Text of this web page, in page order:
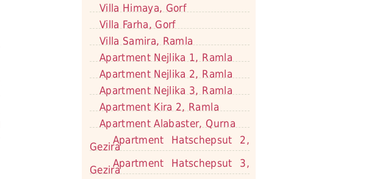
Villa Himaya, Gorf
Villa Farha, Gorf
Villa Samira, Ramla
Apartment Nejlika 1, Ramla
Apartment Nejlika 2, Ramla
Apartment Nejlika 3, Ramla
Apartment Kira 2, Ramla
Apartment Alabaster, Qurna
Apartment Hatschepsut 2,
Gezira
Apartment Hatschepsut 3,
Gezira